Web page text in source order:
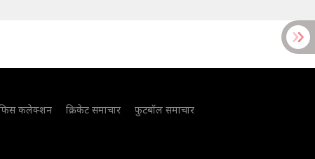
कलेक्शन क्रिकेट समाचार
फुटबॉल समाचार